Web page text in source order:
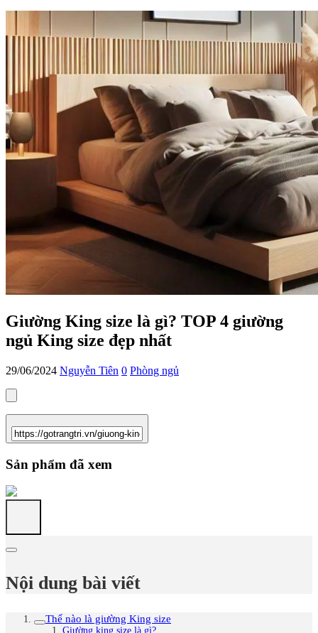
Giường King size là gì? TOP 4 giường
ngủ King size đẹp nhất
29/06/2024 Nguyễn Tiên 0 Phòng ngủ
Sản phẩm đã xem
Nội dung bài viết
Thế nào là giường King size
Giường king size là gì?